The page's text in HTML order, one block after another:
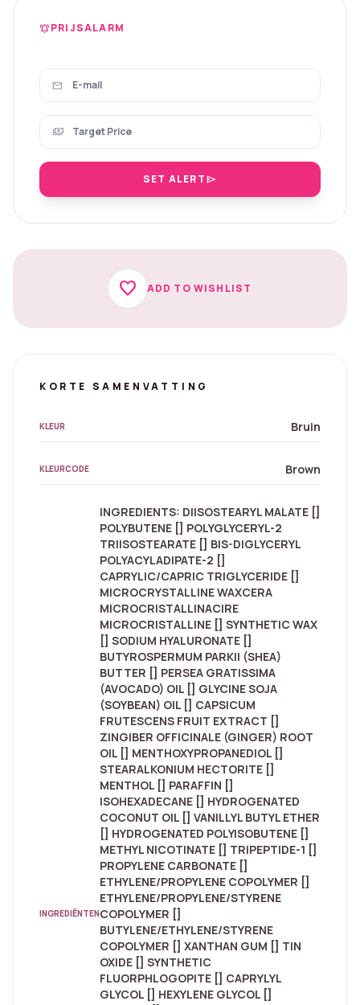
notifications_activePRIJSALARM
mail
payments
SET ALERTsend
favorite ADD TO WISHLIST
KORTE SAMENVATTING
KLEUR Bruin
KLEURCODE Brown
INGREDIËNTEN
INGREDIENTS: DIISOSTEARYL MALATE []
POLYBUTENE [] POLYGLYCERYL-2
TRIISOSTEARATE [] BIS-DIGLYCERYL
POLYACYLADIPATE-2 []
CAPRYLIC/CAPRIC TRIGLYCERIDE []
MICROCRYSTALLINE WAXCERA
MICROCRISTALLINACIRE
MICROCRISTALLINE [] SYNTHETIC WAX
[] SODIUM HYALURONATE []
BUTYROSPERMUM PARKII (SHEA)
BUTTER [] PERSEA GRATISSIMA
(AVOCADO) OIL [] GLYCINE SOJA
(SOYBEAN) OIL [] CAPSICUM
FRUTESCENS FRUIT EXTRACT []
ZINGIBER OFFICINALE (GINGER) ROOT
OIL [] MENTHOXYPROPANEDIOL []
STEARALKONIUM HECTORITE []
MENTHOL [] PARAFFIN []
ISOHEXADECANE [] HYDROGENATED
COCONUT OIL [] VANILLYL BUTYL ETHER
[] HYDROGENATED POLYISOBUTENE []
METHYL NICOTINATE [] TRIPEPTIDE-1 []
PROPYLENE CARBONATE []
ETHYLENE/PROPYLENE COPOLYMER []
ETHYLENE/PROPYLENE/STYRENE
COPOLYMER []
BUTYLENE/ETHYLENE/STYRENE
COPOLYMER [] XANTHAN GUM [] TIN
OXIDE [] SYNTHETIC
FLUORPHLOGOPITE [] CAPRYLYL
GLYCOL [] HEXYLENE GLYCOL []